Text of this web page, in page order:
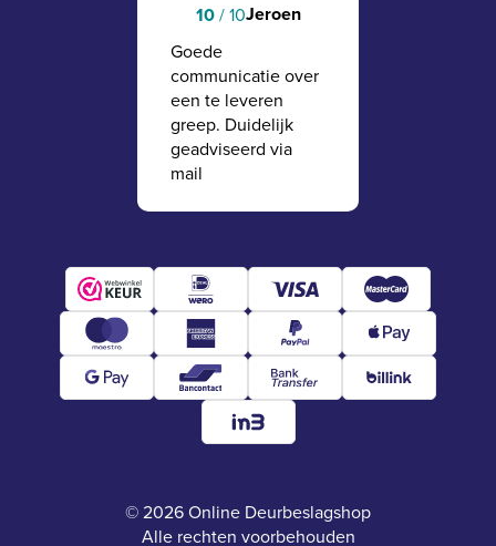
10/ 10Jeroen
Goede
communicatie over
een te leveren
greep. Duidelijk
geadviseerd via
mail
© 2026 Online Deurbeslagshop
Alle rechten voorbehouden